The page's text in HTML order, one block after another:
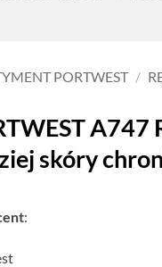
PORTWEST /
skóry
: